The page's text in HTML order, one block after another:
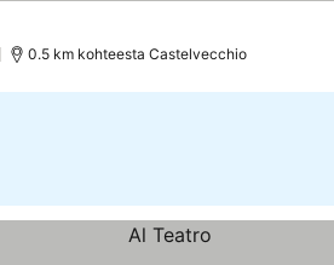
0.5 km kohteesta Castelvecchio